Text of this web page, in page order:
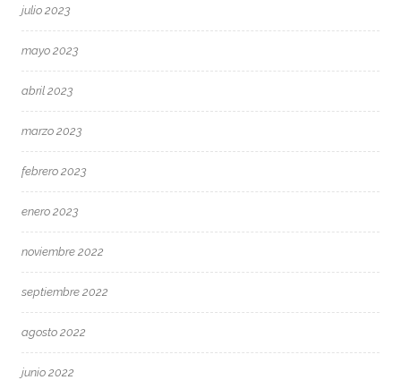
julio 2023
mayo 2023
abril 2023
marzo 2023
febrero 2023
enero 2023
noviembre 2022
septiembre 2022
agosto 2022
junio 2022